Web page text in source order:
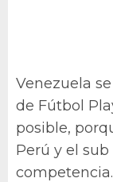
Venezuela
de Fútbol
posible,
Perú y el
competencia.